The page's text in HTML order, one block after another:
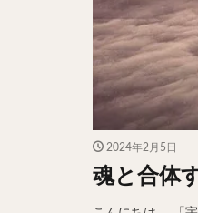
2024年2月5日
魂と合体